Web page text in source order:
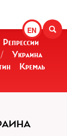
EN
Репрессии
/
Украина
Кремль